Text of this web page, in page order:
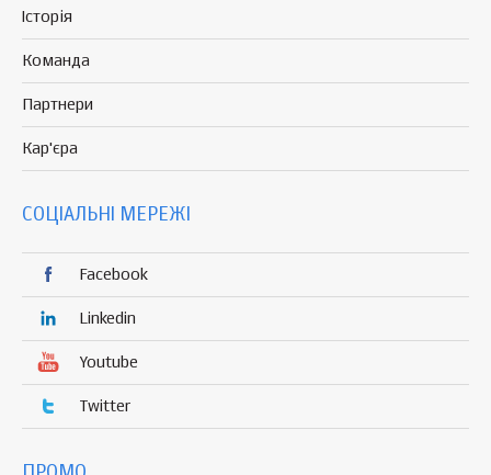
Історія
Команда
Партнери
Кар'єра
СОЦІАЛЬНІ МЕРЕЖІ
Facebook
Linkedin
Youtube
Twitter